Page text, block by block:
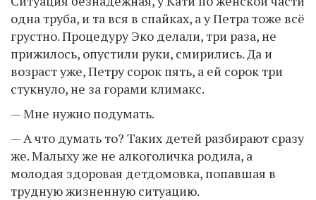
одна труба, и та вся в спайках, а у Петра тоже всё
грустно. Процедуру Эко делали, три раза, не
прижилось, опустили руки, смирились. Да и
возраст уже, Петру сорок пять, а ей сорок три
стукнуло, не за горами климакс.
— Мне нужно подумать.
— А что думать то? Таких детей разбирают сразу
же. Малыху же не алкоголичка родила, а
молодая здоровая детдомовка, попавшая в
трудную жизненную ситуацию.